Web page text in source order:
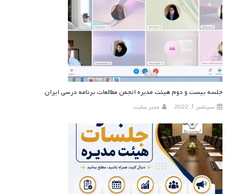
جلسه بیست و دوم هیئت مدیره انجمن مطالعات برنامه درسی ایران
سپتامبر 1, 2022 مدیر سایت